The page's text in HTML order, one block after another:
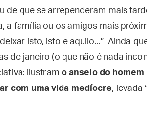
que se arrependeram mais
a família ou os amigos mais
isto, isto e aquilo...”. Ainda
de janeiro (o que não é nada
ilustram o anseio do homem
com uma vida medíocre, levada